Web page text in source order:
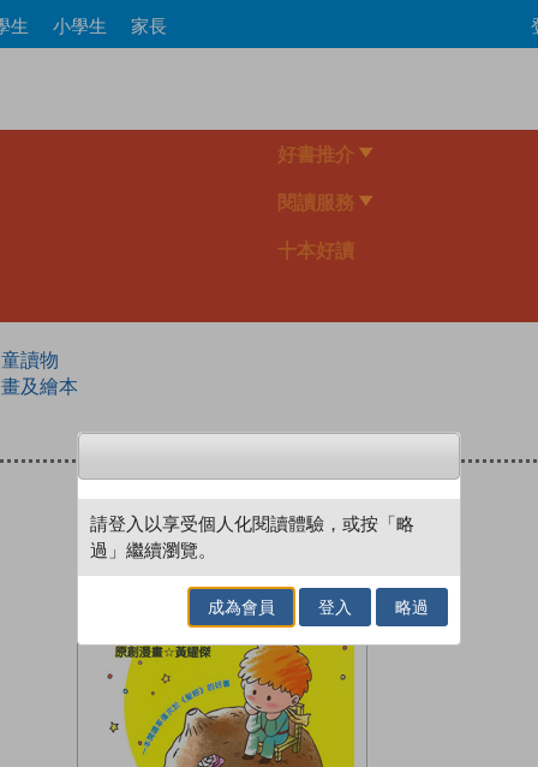
Skip
to生 小學生 家長
好書推介
閱讀服務
十本好讀
讀物
及繪本
請登入以享受個人化閱讀體驗，或按「略
過」繼續瀏覽。
成為會員 登入 略過